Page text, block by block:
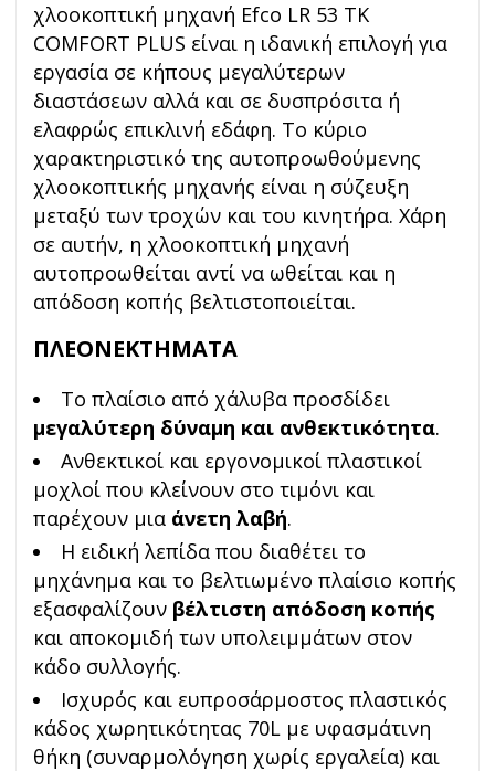
χλοοκοπτική μηχανή Efco LR 53 TK
COMFORT PLUS είναι η ιδανική επιλογή για
εργασία σε κήπους μεγαλύτερων
διαστάσεων αλλά και σε δυσπρόσιτα ή
ελαφρώς επικλινή εδάφη. Το κύριο
χαρακτηριστικό της αυτοπροωθούμενης
χλοοκοπτικής μηχανής είναι η σύζευξη
μεταξύ των τροχών και του κινητήρα. Χάρη
σε αυτήν, η χλοοκοπτική μηχανή
αυτοπροωθείται αντί να ωθείται και η
απόδοση κοπής βελτιστοποιείται.
ΠΛΕΟΝΕΚΤΗΜΑΤΑ
Το πλαίσιο από χάλυβα προσδίδει
μεγαλύτερη δύναμη και ανθεκτικότητα.
Ανθεκτικοί και εργονομικοί πλαστικοί
μοχλοί που κλείνουν στο τιμόνι και
παρέχουν μια άνετη λαβή.
Η ειδική λεπίδα που διαθέτει το
μηχάνημα και το βελτιωμένο πλαίσιο κοπής
εξασφαλίζουν βέλτιστη απόδοση κοπής
και αποκομιδή των υπολειμμάτων στον
κάδο συλλογής.
Ισχυρός και ευπροσάρμοστος πλαστικός
κάδος χωρητικότητας 70L με υφασμάτινη
θήκη (συναρμολόγηση χωρίς εργαλεία) και